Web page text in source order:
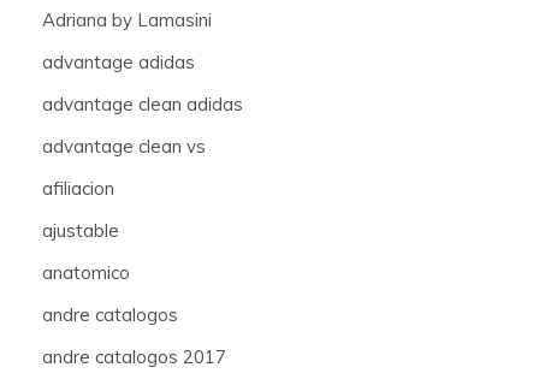
Adriana by Lamasini
advantage adidas
advantage clean adidas
advantage clean vs
afiliacion
ajustable
anatomico
andre catalogos
andre catalogos 2017